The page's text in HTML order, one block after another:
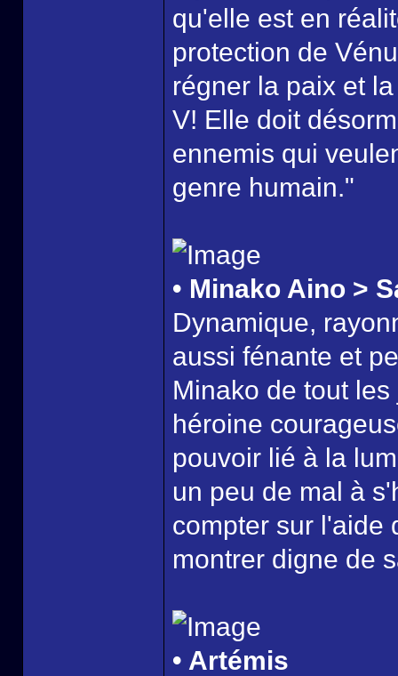
qu'elle est en
protection de
régner la paix et
V! Elle doit
ennemis qui
genre humain."
• Minako Aino >
Dynamique,
aussi fénante et
Minako de tout
héroine
pouvoir lié à la
un peu de mal à
compter sur l'aide
montrer digne de
• Artémis